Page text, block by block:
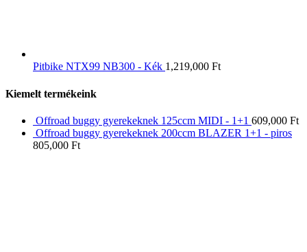
Pitbike NTX99 NB300 - Kék 1,219,000 Ft
Kiemelt termékeink
Offroad buggy gyerekeknek 125ccm MIDI - 1+1 609,000 Ft
Offroad buggy gyerekeknek 200ccm BLAZER 1+1 - piros
805,000 Ft